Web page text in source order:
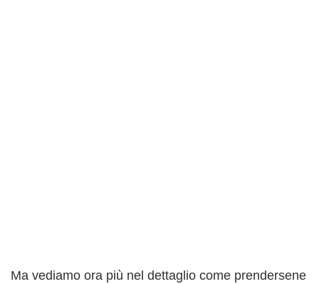
Ma vediamo ora più nel dettaglio come prendersene